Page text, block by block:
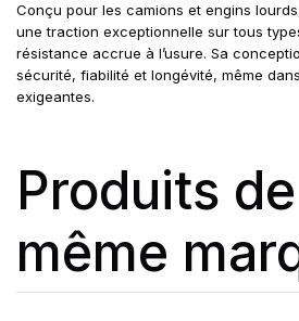
Conçu pour les camions et engins
une traction exceptionnelle sur tous
résistance accrue à l’usure. Sa
sécurité, fiabilité et longévité, même
exigeantes.
Produits
même